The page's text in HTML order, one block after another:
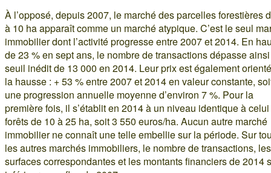
À l’opposé, depuis 2007, le marché des parcelles forestières
à 10 ha apparaît comme un marché atypique. C’est le seul
immobilier dont l’activité progresse entre 2007 et 2014. En
de 23 % en sept ans, le nombre de transactions dépasse
seuil inédit de 13 000 en 2014. Leur prix est également
la hausse : + 53 % entre 2007 et 2014 en valeur constante,
une progression annuelle moyenne d’environ 7 %. Pour la
première fois, il s’établit en 2014 à un niveau identique à
forêts de 10 à 25 ha, soit 3 550 euros/ha. Aucun autre marché
immobilier ne connaît une telle embellie sur la période. Sur
les autres marchés immobiliers, le nombre de transactions, les
surfaces correspondantes et les montants financiers de 2014